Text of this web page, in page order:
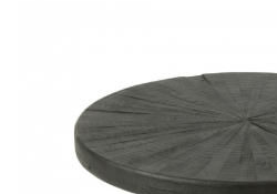
Console dormitor
Fotolii dormitor
Noptiere
Mobila dining